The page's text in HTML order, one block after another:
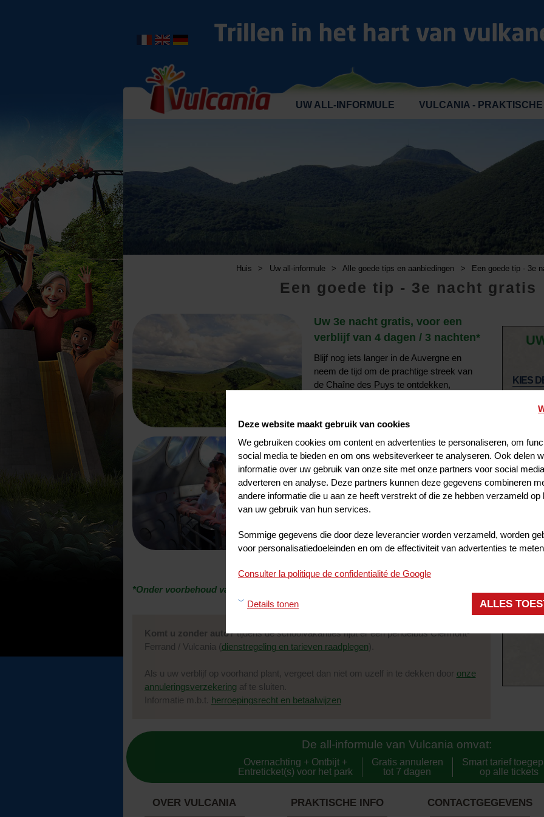
Deze website maakt gebruik van cookies
We gebruiken cookies om content en advertenties te personaliseren, om
social media te bieden en om ons websiteverkeer te analyseren. Ook delen
informatie over uw gebruik van onze site met onze partners voor social
adverteren en analyse. Deze partners kunnen deze gegevens combineren
andere informatie die u aan ze heeft verstrekt of die ze hebben verzameld op
van uw gebruik van hun services.
Sommige gegevens die door deze leverancier worden verzameld, worden
voor personalisatiedoeleinden en om de effectiviteit van advertenties te
Consulter la politique de confidentialité de Google
ALLES
Details tonen
UW ALL-INFORMULE VULCANIA - PRAKTISCHE
Huis > Uw all-informule > Alle goede tips en aanbiedingen > Een goede tip - 3e
Een goede tip - 3e nacht gratis
Uw 3e nacht gratis, voor een
verblijf van 4 dagen / 3 nachten*
Blijf nog iets langer in de Auvergne en
neem de tijd om de prachtige streek van
de Chaîne des Puys te ontdekken,
UW ALL-INFORMULE OMVAT:
3 nachten in een van onze partner-hotels
Tickets voor Vulcania
KIES
Kamer
KIES
*Onder voorbehoud van beschikbaarheid
Komt u zonder auto?tijdens de schoolvakanties rijdt er een pendelbus Clermont-
Ferrand / Vulcania (dienstregeling en tarieven raadplegen).
Als u uw verblijf op voorhand plant, vergeet dan niet om uzelf in te dekken door onze
annuleringsverzekering af te sluiten.
Informatie m.b.t.
herroepingsrecht en betaalwijzen
De all-informule van Vulcania omvat:
Overnachting + Ontbijt +
Entreticket(s) voor het park
Gratis annuleren
tot 7 dagen
Smart tarief
op alle tickets
OVER VULCANIA PRAKTISCHE INFO CONTACTGEGEVENS